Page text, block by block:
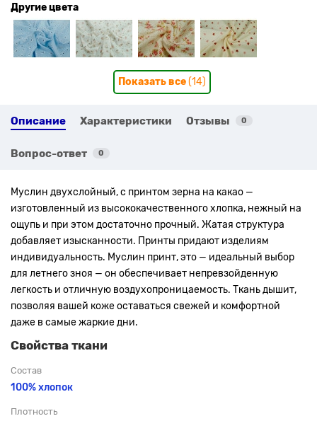
Другие цвета
Показать все(14)
Описание Характеристики Отзывы 0
Вопрос-ответ 0
Муслин двухслойный, с принтом зерна на какао —
изготовленный из высококачественного хлопка, нежный на
ощупь и при этом достаточно прочный. Жатая структура
добавляет изысканности. Принты придают изделиям
индивидуальность. Муслин принт, это — идеальный выбор
для летнего зноя — он обеспечивает непревзойденную
легкость и отличную воздухопроницаемость. Ткань дышит,
позволяя вашей коже оставаться свежей и комфортной
даже в самые жаркие дни.
Свойства ткани
Состав
100% хлопок
Плотность